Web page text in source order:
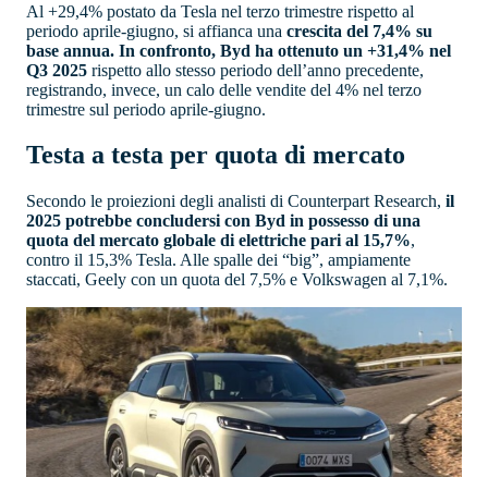
Al +29,4% postato da Tesla nel terzo trimestre rispetto al
periodo aprile-giugno, si affianca una crescita del 7,4% su
base annua. In confronto, Byd ha ottenuto un +31,4% nel
Q3 2025 rispetto allo stesso periodo dell’anno precedente,
registrando, invece, un calo delle vendite del 4% nel terzo
trimestre sul periodo aprile-giugno.
Testa a testa per quota di mercato
Secondo le proiezioni degli analisti di Counterpart Research, il
2025 potrebbe concludersi con Byd in possesso di una
quota del mercato globale di elettriche pari al 15,7%,
contro il 15,3% Tesla. Alle spalle dei “big”, ampiamente
staccati, Geely con un quota del 7,5% e Volkswagen al 7,1%.